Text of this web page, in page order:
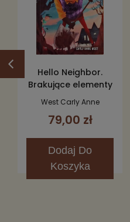
Hello Neighbor.
Brakujące elementy
West Carly Anne
79,00 zł
Dodaj Do
Koszyka